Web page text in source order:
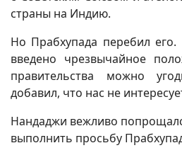
страны на Индию.
Но Прабхупада перебил
введено чрезвычайное
правительства можно
добавил, что нас не
Нандаджи вежливо
выполнить просьбу